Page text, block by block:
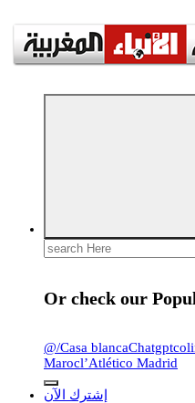
Search
for:
Or check our
@/Casa blancaChatgpt
Marocl’Atlético Madrid
إشترك الآن